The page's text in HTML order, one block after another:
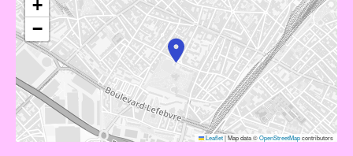
+
−
Leaflet|Map data ©OpenStreetMapcontributors